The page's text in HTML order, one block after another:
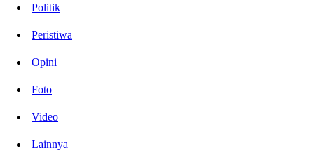
Politik
Peristiwa
Opini
Foto
Video
Lainnya